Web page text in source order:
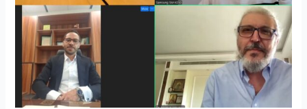
se
reúne
en
Hong
Kong